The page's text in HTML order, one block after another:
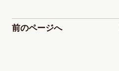
前のページへ